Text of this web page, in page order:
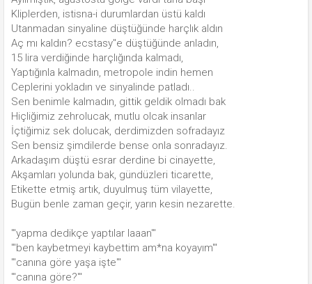
Kliplerden, istisna-i durumlardan üstü kaldı
Utanmadan sinyaline düştüğünde harçlık aldın
Aç mı kaldın? ecstasy''e düştüğünde anladın,
15 lira verdiğinde harçlığında kalmadı,
Yaptığınla kalmadın, metropole indin hemen
Ceplerini yokladın ve sinyalinde patladı..
Sen benimle kalmadın, gittik geldik olmadı bak
Hiçliğimiz zehrolucak, mutlu olcak insanlar
İçtiğimiz sek dolucak, derdimizden sofradayız
Sen bensiz şimdilerde bense onla sonradayız.
Arkadaşım düştü esrar derdine bi cinayette,
Akşamları yolunda bak, gündüzleri ticarette,
Etikette etmiş artık, duyulmuş tüm vilayette,
Bugün benle zaman geçir, yarın kesin nezarette.
'"yapma dedikçe yaptılar laaan'"
'"ben kaybetmeyi kaybettim am*na koyayım'"
'"canına göre yaşa işte'"
'"canına göre?'"